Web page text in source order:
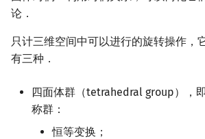
论．
只计三维空间中可以进行的旋转操作，
有三种．
四面体群（tetrahedral group），
称群：
恒等变换；